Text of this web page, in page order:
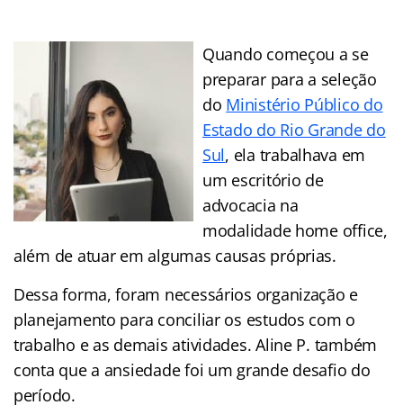
Quando começou a se
preparar para a seleção
do Ministério Público do
Estado do Rio Grande do
Sul, ela trabalhava em
um escritório de
advocacia na
modalidade home office,
além de atuar em algumas causas próprias.
Dessa forma, foram necessários organização e
planejamento para conciliar os estudos com o
trabalho e as demais atividades. Aline P. também
conta que a ansiedade foi um grande desafio do
período.